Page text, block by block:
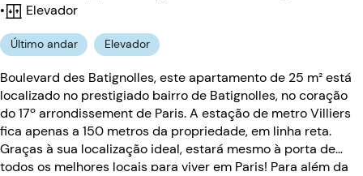
•
Elevador
Último andar Elevador
Boulevard des Batignolles, este apartamento de 25 m² está
localizado no prestigiado bairro de Batignolles, no coração
do 17º arrondissement de Paris. A estação de metro Villiers
fica apenas a 150 metros da propriedade, em linha reta.
Graças à sua localização ideal, estará mesmo à porta de
todos os melhores locais para viver em Paris! Para além da